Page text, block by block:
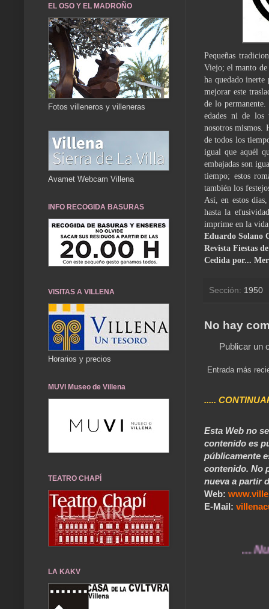
Pequeñas
Viejo; el manto de
ha quedado inerte
mejorar este
de lo
edades ni de los
nosotros mismos.
de todos los
igual que aquél
embajadas son
tiempo; estos
también los
Así, en estos
hasta la
imprime en la
Eduardo Solano
Revista Fiestas
Cedida por...
Sección: 1950
No hay
Publicar un
Entrada más
.....
Esta Web no
contenido es
públicamente
contenido. No
nueva a partir
Web:
E-Mail:
... Nuestros
EL OSO Y EL MADROÑO
Fotos villeneros y villeneras
Avamet Webcam Villena
INFO RECOGIDA BASURAS
VISITAS A VILLENA
Horarios y precios
MUVI Museo de Villena
TEATRO CHAPÍ
LA KAKV